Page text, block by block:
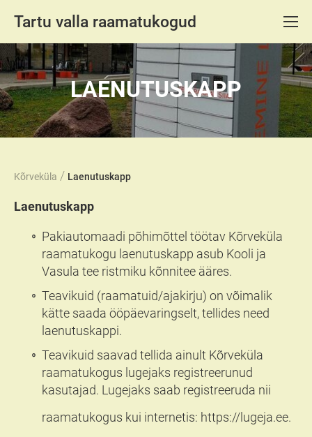
Tartu valla raamatukogud
LAENUTUSKAPP
Kõrveküla / Laenutuskapp
Laenutuskapp
Pakiautomaadi põhimõttel töötav Kõrveküla
raamatukogu laenutuskapp asub Kooli ja
Vasula tee ristmiku kõnnitee ääres.
Teavikuid (raamatuid/ajakirju) on võimalik
kätte saada ööpäevaringselt, tellides need
laenutuskappi.
Teavikuid saavad tellida ainult Kõrveküla
raamatukogus lugejaks registreerunud
kasutajad. Lugejaks saab registreeruda nii
raamatukogus kui internetis: https://lugeja.ee.